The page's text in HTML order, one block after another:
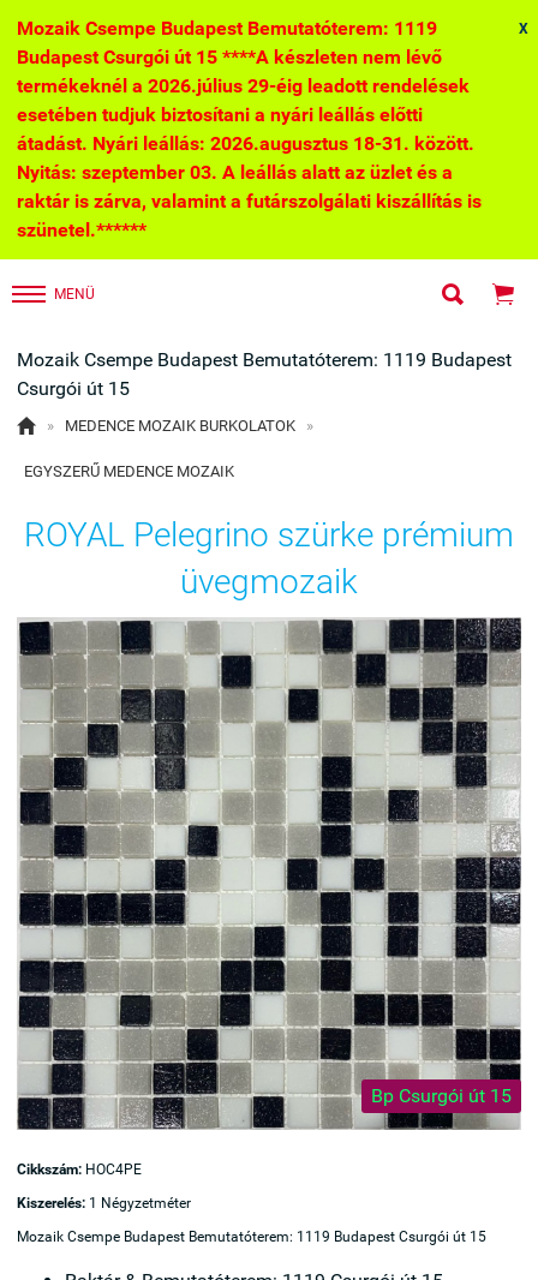
Mozaik Csempe Budapest Bemutatóterem: 1119
Budapest Csurgói út 15 ****A készleten nem lévő
termékeknél a 2026.július 29-éig leadott rendelések
esetében tudjuk biztosítani a nyári leállás előtti
átadást. Nyári leállás: 2026.augusztus 18-31. között.
Nyitás: szeptember 03. A leállás alatt az üzlet és a
raktár is zárva, valamint a futárszolgálati kiszállítás is
szünetel.******
X
MENÜ  
Mozaik Csempe Budapest Bemutatóterem: 1119 Budapest
Csurgói út 15
 » MEDENCE MOZAIK BURKOLATOK »
EGYSZERŰ MEDENCE MOZAIK
ROYAL Pelegrino szürke prémium
üvegmozaik
Bp Csurgói út 15
Cikkszám: HOC4PE
Kiszerelés: 1 Négyzetméter
Mozaik Csempe Budapest Bemutatóterem: 1119 Budapest Csurgói út 15